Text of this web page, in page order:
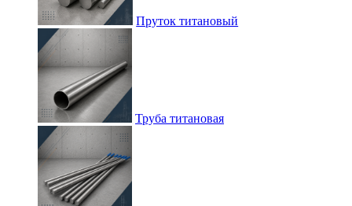
Пруток титановый
Труба титановая